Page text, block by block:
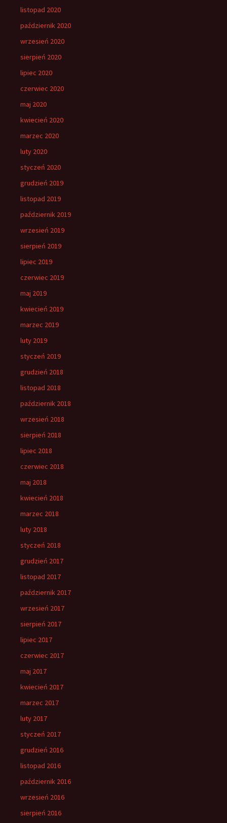
listopad 2020
październik 2020
wrzesień 2020
sierpień 2020
lipiec 2020
czerwiec 2020
maj 2020
kwiecień 2020
marzec 2020
luty 2020
styczeń 2020
grudzień 2019
listopad 2019
październik 2019
wrzesień 2019
sierpień 2019
lipiec 2019
czerwiec 2019
maj 2019
kwiecień 2019
marzec 2019
luty 2019
styczeń 2019
grudzień 2018
listopad 2018
październik 2018
wrzesień 2018
sierpień 2018
lipiec 2018
czerwiec 2018
maj 2018
kwiecień 2018
marzec 2018
luty 2018
styczeń 2018
grudzień 2017
listopad 2017
październik 2017
wrzesień 2017
sierpień 2017
lipiec 2017
czerwiec 2017
maj 2017
kwiecień 2017
marzec 2017
luty 2017
styczeń 2017
grudzień 2016
listopad 2016
październik 2016
wrzesień 2016
sierpień 2016